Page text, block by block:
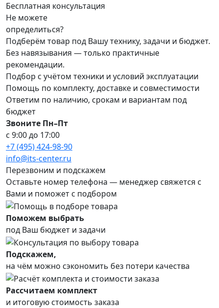
Бесплатная консультация
Не можете
определиться?
Подберём товар под Вашу технику, задачи и бюджет.
Без навязывания — только практичные
рекомендации.
Подбор с учётом техники и условий эксплуатации
Помощь по комплекту, доставке и совместимости
Ответим по наличию, срокам и вариантам под
бюджет
Звоните Пн–Пт
с 9:00 до 17:00
+7 (495) 424-98-90
info@its-center.ru
Перезвоним и подскажем
Оставьте номер телефона — менеджер свяжется с
Вами и поможет с подбором
Поможем выбрать
под Ваш бюджет и задачи
Подскажем,
на чём можно сэкономить без потери качества
Рассчитаем комплект
и итоговую стоимость заказа